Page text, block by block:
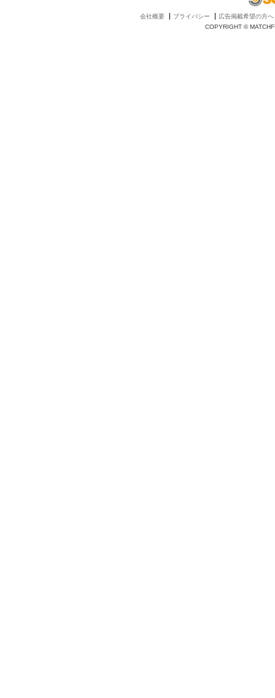
会社概要 プライバシー
広告掲載希望の方へ
COPYRIGHT ©